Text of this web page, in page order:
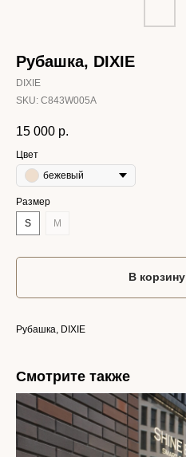
Рубашка, DIXIE
DIXIE
SKU: C843W005A
15 000 р.
Цвет
бежевый
Размер
S
M
В корзину
Рубашка, DIXIE
Смотрите также